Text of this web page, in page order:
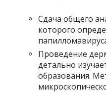
Сдача общего
которого
Проведение
детально
образования.